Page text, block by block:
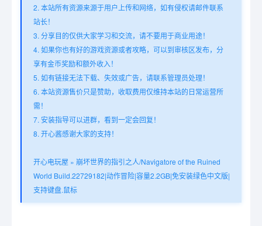
2. 本站所有资源来源于用户上传和网络，如有侵权请邮件联系
站长！
3. 分享目的仅供大家学习和交流，请不要用于商业用途！
4. 如果你也有好的游戏资源或者攻略，可以到审核区发布，分
享有金币奖励和额外收入！
5. 如有链接无法下载、失效或广告，请联系管理员处理！
6. 本站资源售价只是赞助，收取费用仅维持本站的日常运营所
需！
7. 安装指导可以进群，看到一定会回复！
8. 开心酱感谢大家的支持！
开心电玩屋 » 崩坏世界的指引之人/Navigatore of the Ruined
World Build.22729182|动作冒险|容量2.2GB|免安装绿色中文版|
支持键盘.鼠标